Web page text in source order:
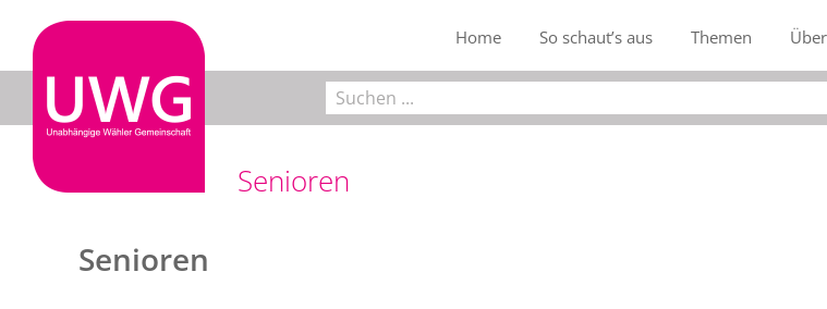
Inhalt
springen
Home So schaut’s aus Themen
Suche
nach:
Senioren
Senioren